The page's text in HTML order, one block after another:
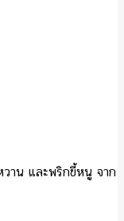
าน และพริกขี้หนู จาก